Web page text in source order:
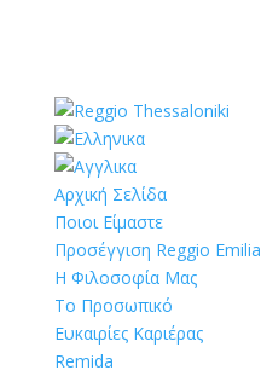
Αρχική Σελίδα
Ποιοι Είμαστε
Προσέγγιση Reggio Emilia
Η Φιλοσοφία Μας
Το Προσωπικό
Ευκαιρίες Καριέρας
Remida